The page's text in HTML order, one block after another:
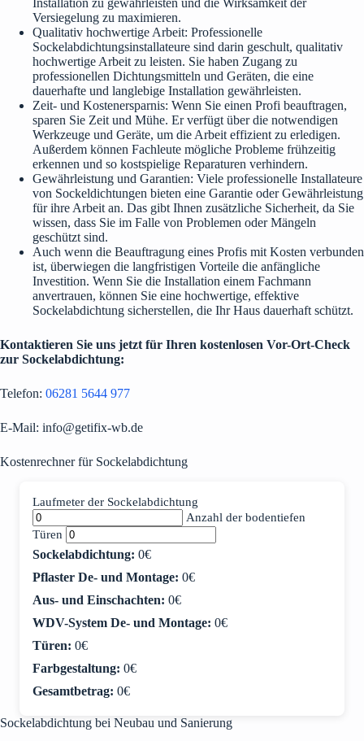
Versiegelung zu maximieren.
Qualitativ hochwertige Arbeit: Professionelle
Sockelabdichtungsinstallateure sind darin geschult, qualitativ
hochwertige Arbeit zu leisten. Sie haben Zugang zu
professionellen Dichtungsmitteln und Geräten, die eine
dauerhafte und langlebige Installation gewährleisten.
Zeit- und Kostenersparnis: Wenn Sie einen Profi beauftragen,
sparen Sie Zeit und Mühe. Er verfügt über die notwendigen
Werkzeuge und Geräte, um die Arbeit effizient zu erledigen.
Außerdem können Fachleute mögliche Probleme frühzeitig
erkennen und so kostspielige Reparaturen verhindern.
Gewährleistung und Garantien: Viele professionelle Installateure
von Sockeldichtungen bieten eine Garantie oder Gewährleistung
für ihre Arbeit an. Das gibt Ihnen zusätzliche Sicherheit, da Sie
wissen, dass Sie im Falle von Problemen oder Mängeln
geschützt sind.
Auch wenn die Beauftragung eines Profis mit Kosten verbunden
ist, überwiegen die langfristigen Vorteile die anfängliche
Investition. Wenn Sie die Installation einem Fachmann
anvertrauen, können Sie eine hochwertige, effektive
Sockelabdichtung sicherstellen, die Ihr Haus dauerhaft schützt.
Kontaktieren Sie uns jetzt für Ihren kostenlosen Vor-Ort-Check
zur Sockelabdichtung:
Telefon: 06281 5644 977
E-Mail: info@getifix-wb.de
Kostenrechner für Sockelabdichtung
Laufmeter der Sockelabdichtung
Anzahl der bodentiefen
Türen
Sockelabdichtung: 0€
Pflaster De- und Montage: 0€
Aus- und Einschachten: 0€
WDV-System De- und Montage: 0€
Türen: 0€
Farbgestaltung: 0€
Gesamtbetrag: 0€
Sockelabdichtung bei Neubau und Sanierung